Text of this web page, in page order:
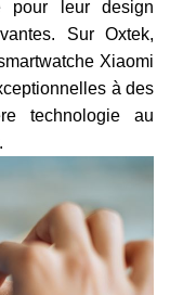
pour leur design
Sur Oxtek,
Xiaomi
à des
technologie au